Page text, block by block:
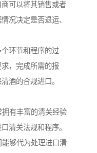
可以将其销售或者
况决定是否退运、
环节和程序的过
，完成所需的报
酒的合规进口。
有丰富的清关经验
清关法规和程序。
够代为处理进口清